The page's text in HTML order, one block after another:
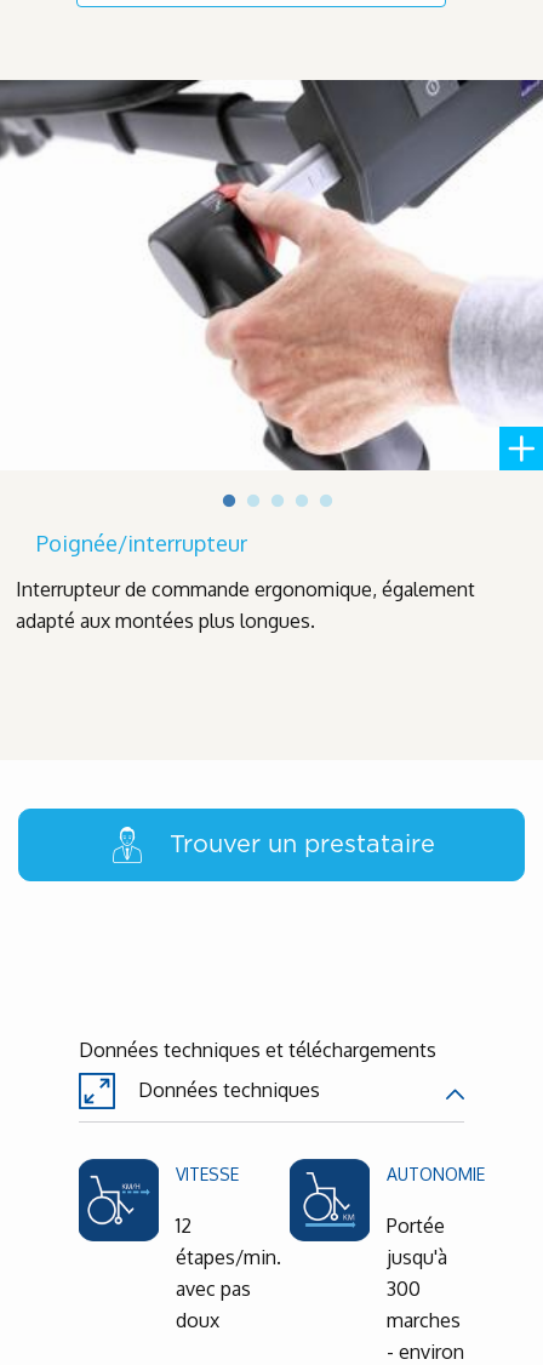
Poignée/interrupteur
Interrupteur de commande ergonomique, également
adapté aux montées plus longues.
Trouver un prestataire
Données techniques et téléchargements
Données techniques
VITESSE
12
étapes/min.
avec pas
doux
AUTONOMIE
Portée
jusqu'à
300
marches
- environ